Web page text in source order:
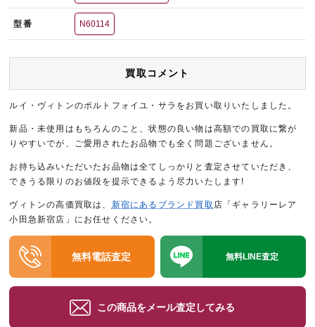
型番 N60114
買取コメント
ルイ・ヴィトンのポルトフォイユ・サラをお買い取りいたしました。
新品・未使用はもちろんのこと、状態の良い物は高額での買取に繋が
りやすいでが、ご愛用されたお品物でも全く問題ございません。
お持ち込みいただいたお品物は全てしっかりと査定させていただき、
できうる限りのお値段を提示できるよう尽力いたします!
ヴィトンの高価買取は、 新宿にあるブランド買取 店「ギャラリーレア
小田急新宿店」にお任せください。
無料電話査定 無料LINE査定
この商品をメール査定してみる